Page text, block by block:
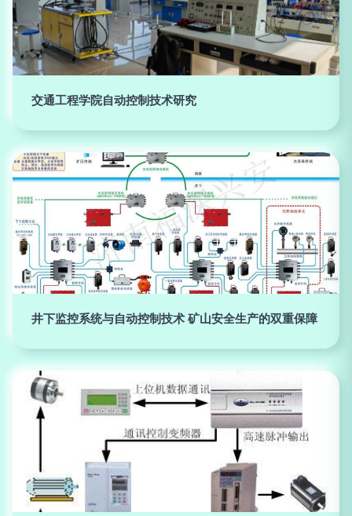
交通工程学院自动控制技术研究
井下监控系统与自动控制技术 矿山安全生产的双重保障